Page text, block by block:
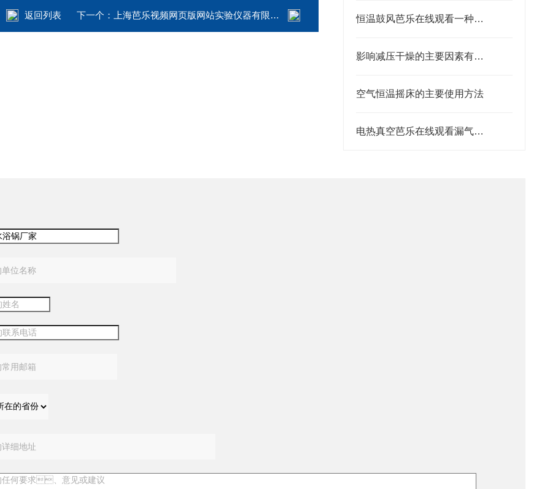
恒温鼓风芭乐在线观看一种可靠的除湿解决方案
影响减压干燥的主要因素有哪些
空气恒温摇床的主要使用方法
电热真空芭乐在线观看漏气排查注意事项
返回列表 下一个： 上海芭乐视频网页版网站实验仪器有限公司DKB-501A实验室超级恒温循环水浴